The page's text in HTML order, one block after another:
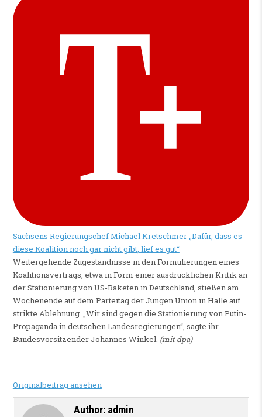
Sachsens Regierungschef Michael Kretschmer„Dafür, dass es
diese Koalition noch gar nicht gibt, lief es gut“
Weitergehende Zugeständnisse in den Formulierungen eines
Koalitionsvertrags, etwa in Form einer ausdrücklichen Kritik an
der Stationierung von US-Raketen in Deutschland, stießen am
Wochenende auf dem Parteitag der Jungen Union in Halle auf
strikte Ablehnung. „Wir sind gegen die Stationierung von Putin-
Propaganda in deutschen Landesregierungen“, sagte ihr
Bundesvorsitzender Johannes Winkel. (mit dpa)
Originalbeitrag ansehen
Author: admin